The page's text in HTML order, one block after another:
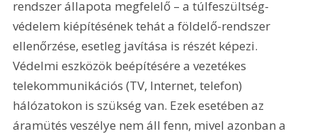
rendszer állapota megfelelő – a túlfeszültség-
védelem kiépítésének tehát a földelő-rendszer
ellenőrzése, esetleg javítása is részét képezi.
Védelmi eszközök beépítésére a vezetékes
telekommunikációs (TV, Internet, telefon)
hálózatokon is szükség van. Ezek esetében az
áramütés veszélye nem áll fenn, mivel azonban a